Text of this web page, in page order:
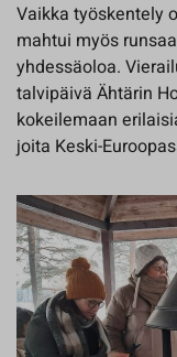
Vaikka työskentely
mahtui myös
yhdessäoloa.
talvipäivä Ähtärin
kokeilemaan
joita Keski-